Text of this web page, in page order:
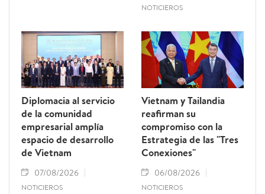
NOTICIEROS
Diplomacia al servicio
de la comunidad
empresarial amplía
espacio de desarrollo
de Vietnam
07/08/2026
NOTICIEROS
Vietnam y Tailandia
reafirman su
compromiso con la
Estrategia de las "Tres
Conexiones"
06/08/2026
NOTICIEROS